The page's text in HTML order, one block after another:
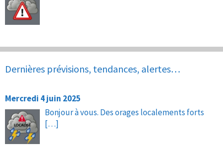
Dernières prévisions, tendances, alertes…
Mercredi 4 juin 2025
Bonjour à vous. Des orages localements forts
[…]